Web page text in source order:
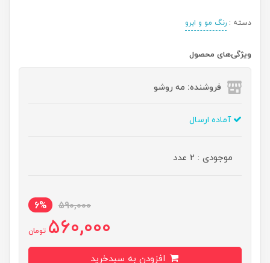
دسته : رنگ مو و ابرو
ویژگی‌های محصول
فروشنده: مه رو‌شو
آماده ارسال
موجودی : 2 عدد
590,000
6%
560,000 تومان